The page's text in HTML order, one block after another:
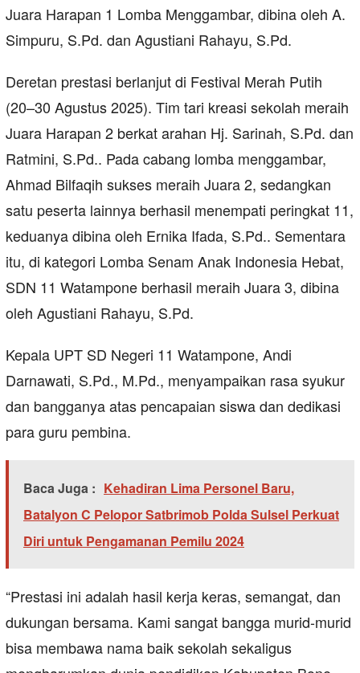
Juara Harapan 1 Lomba Menggambar, dibina oleh A.
Simpuru, S.Pd. dan Agustiani Rahayu, S.Pd.
Deretan prestasi berlanjut di Festival Merah Putih
(20–30 Agustus 2025). Tim tari kreasi sekolah meraih
Juara Harapan 2 berkat arahan Hj. Sarinah, S.Pd. dan
Ratmini, S.Pd.. Pada cabang lomba menggambar,
Ahmad Bilfaqih sukses meraih Juara 2, sedangkan
satu peserta lainnya berhasil menempati peringkat 11,
keduanya dibina oleh Ernika Ifada, S.Pd.. Sementara
itu, di kategori Lomba Senam Anak Indonesia Hebat,
SDN 11 Watampone berhasil meraih Juara 3, dibina
oleh Agustiani Rahayu, S.Pd.
Kepala UPT SD Negeri 11 Watampone, Andi
Darnawati, S.Pd., M.Pd., menyampaikan rasa syukur
dan bangganya atas pencapaian siswa dan dedikasi
para guru pembina.
Baca Juga : Kehadiran Lima Personel Baru,
Batalyon C Pelopor Satbrimob Polda Sulsel Perkuat
Diri untuk Pengamanan Pemilu 2024
“Prestasi ini adalah hasil kerja keras, semangat, dan
dukungan bersama. Kami sangat bangga murid-murid
bisa membawa nama baik sekolah sekaligus